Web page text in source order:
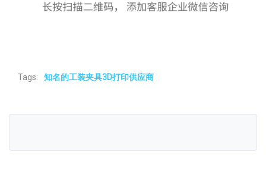
Tags: 知名的工装夹具3D打印供应商